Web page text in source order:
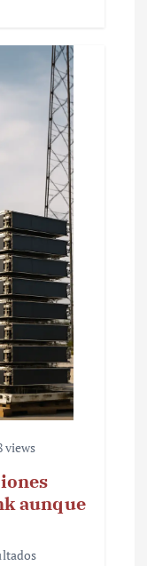
views
aunque